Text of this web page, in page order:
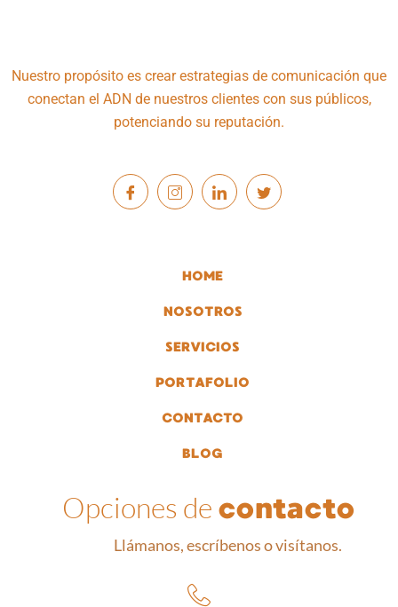
Nuestro propósito es crear estrategias de comunicación que
conectan el ADN de nuestros clientes con sus públicos,
potenciando su reputación.
HOME
NOSOTROS
SERVICIOS
PORTAFOLIO
CONTACTO
BLOG
Opciones de contacto
Llámanos, escríbenos o visítanos.